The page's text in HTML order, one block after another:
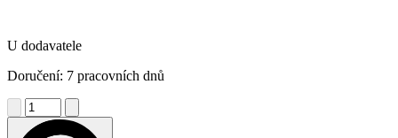
U dodavatele
Doručení: 7 pracovních dnů